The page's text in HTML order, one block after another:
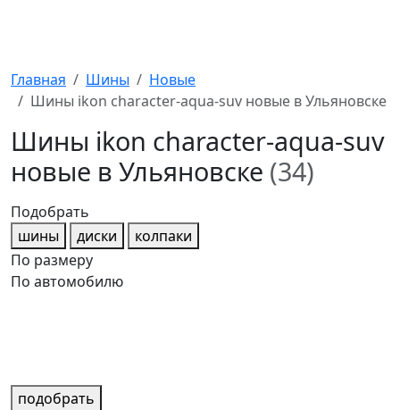
Главная Шины
Новые
Шины ikon character-aqua-suv новые в Ульяновске
Шины ikon character-aqua-suv
новые в Ульяновске (34)
Подобрать
шины
диски
колпаки
По размеру
По автомобилю
подобрать